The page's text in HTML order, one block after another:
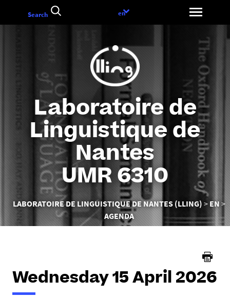
au
Laboratoire de
Linguistique de
Nantes
UMR 6310
Vous
êtes
ici :
LABORATOIRE DE LINGUISTIQUE DE NANTES (LLING)
EN
AGENDA
Search
Language
en
Wednesday 15 April 2026